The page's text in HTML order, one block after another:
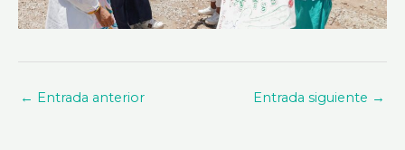
← Entrada anterior Entrada siguiente →